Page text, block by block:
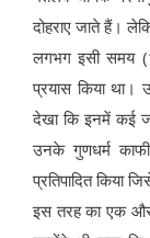
दोहराए जाते हैं।
लगभग इसी समय
प्रयास किया
देखा कि इनमें कई
उनके गुणधर्म
प्रतिपादित किया
इस तरह का एक और